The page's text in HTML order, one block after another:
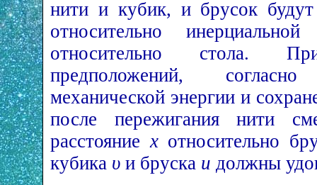
нити и кубик, и брусок будут
относительно
относительно стола.
предположений,
механической энергии и
после пережигания нити
расстояниехотносительно
кубика υ и бруска u должны